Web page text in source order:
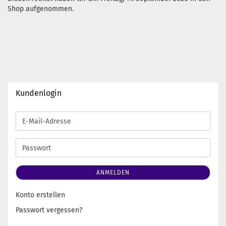
Shop aufgenommen.
Kundenlogin
E-
Mail-
Adresse
Passwort
ANMELDEN
Konto erstellen
Passwort vergessen?